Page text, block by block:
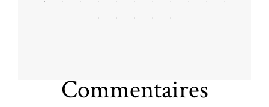
Commentaires